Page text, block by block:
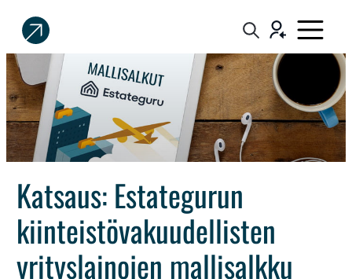
Sijoittaja.fi
Tee
parempia
sijoituspäätöksiä
Katsaus: Estategurun
kiinteistövakuudellisten
yrityslainojen mallisalkku